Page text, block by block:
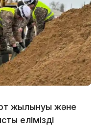
жылынуы және
еліміздің